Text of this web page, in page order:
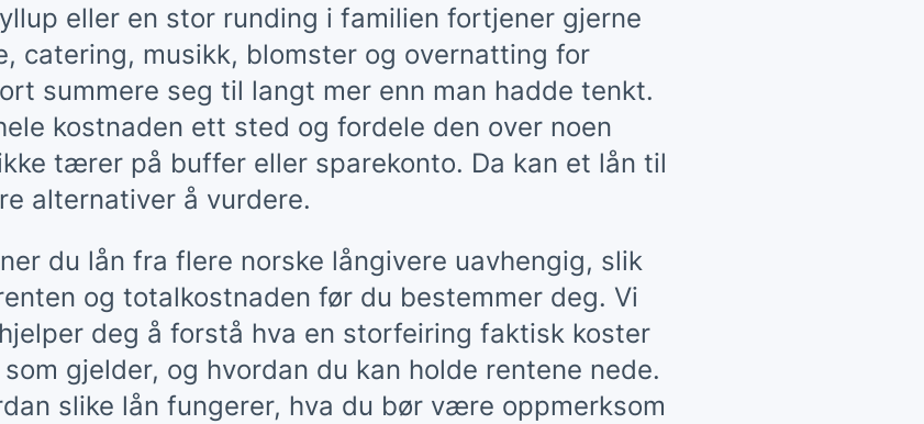
eller en stor runding i familien fortjener gjerne
catering, musikk, blomster og overnatting for
summere seg til langt mer enn man hadde tenkt.
kostnaden ett sted og fordele den over noen
tærer på buffer eller sparekonto. Da kan et lån til
alternativer å vurdere.
du lån fra flere norske långivere uavhengig, slik
og totalkostnaden før du bestemmer deg. Vi
deg å forstå hva en storfeiring faktisk koster
gjelder, og hvordan du kan holde rentene nede.
slike lån fungerer, hva du bør være oppmerksom